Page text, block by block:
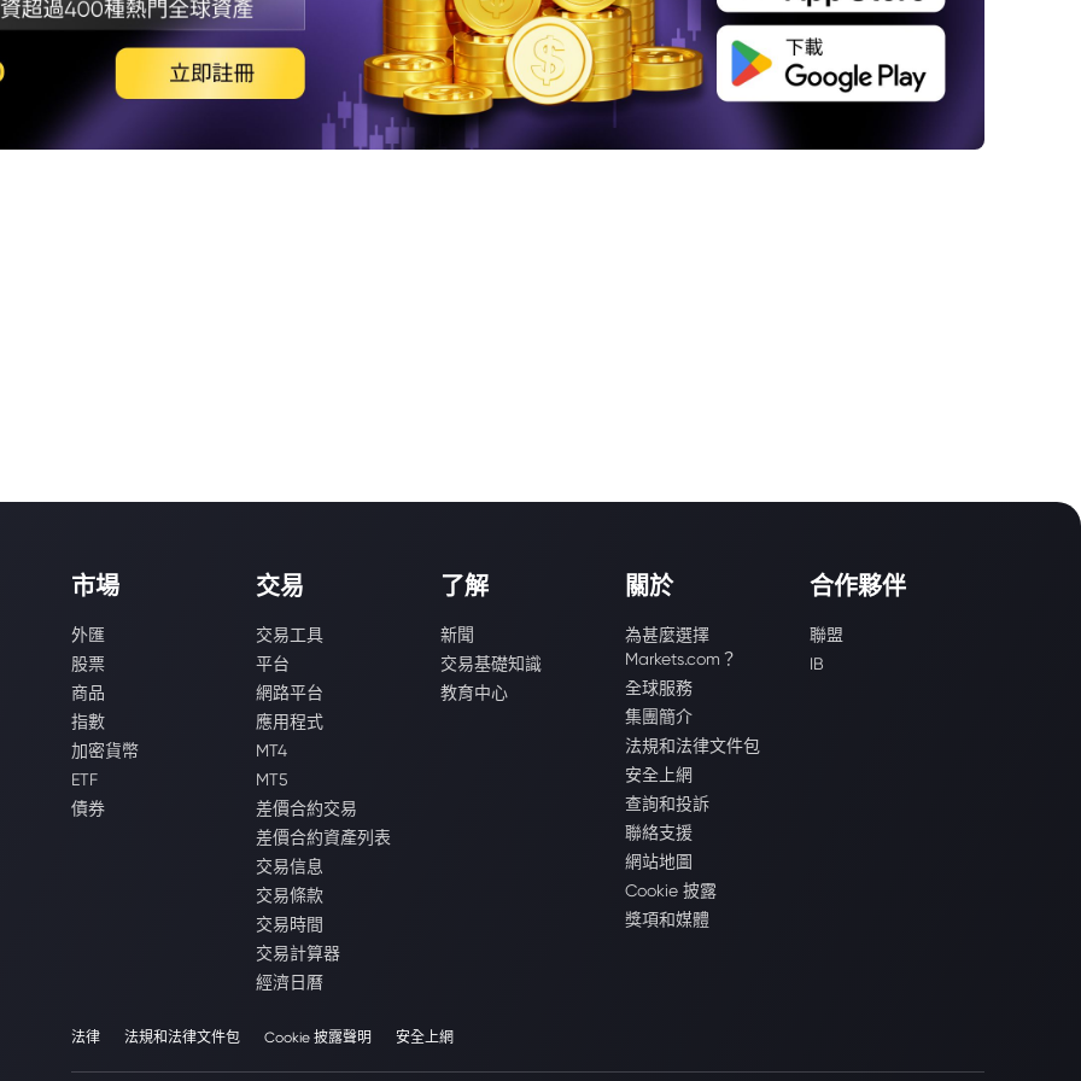
市場
外匯
股票
商品
指數
加密貨幣
ETF
債券
交易
交易工具
平台
網路平台
應用程式
MT4
MT5
差價合約交易
差價合約資產列表
交易信息
交易條款
交易時間
交易計算器
經濟日曆
了解
新聞
交易基礎知識
教育中心
關於
為甚麼選擇
Markets.com？
全球服務
集團簡介
法規和法律文件包
安全上網
查詢和投訴
聯絡支援
網站地圖
Cookie 披露
獎項和媒體
合作夥伴
聯盟
IB
法律 法規和法律文件包 Cookie 披露聲明 安全上網